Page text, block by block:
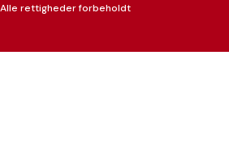
Alle rettigheder forbeholdt